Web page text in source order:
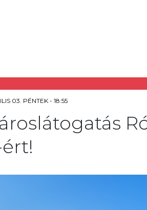
03. PÉNTEK - 18:55